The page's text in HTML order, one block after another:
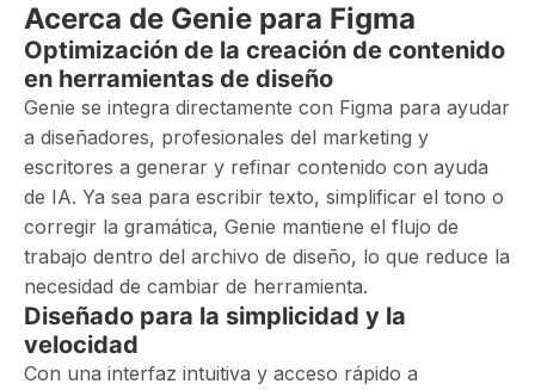
Acerca de Genie para Figma
Optimización de la creación de contenido
en herramientas de diseño
Genie se integra directamente con Figma para ayudar
a diseñadores, profesionales del marketing y
escritores a generar y refinar contenido con ayuda
de IA. Ya sea para escribir texto, simplificar el tono o
corregir la gramática, Genie mantiene el flujo de
trabajo dentro del archivo de diseño, lo que reduce la
necesidad de cambiar de herramienta.
Diseñado para la simplicidad y la
velocidad
Con una interfaz intuitiva y acceso rápido a